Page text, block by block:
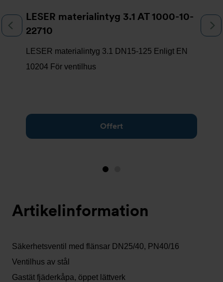
LESER materialintyg 3.1 AT 1000-10-
22710
LESER materialintyg 3.1 DN15-125 Enligt EN
10204 För ventilhus
Offert
Bild
nu)
Artikelinformation
Säkerhetsventil med flänsar DN25/40, PN40/16
Ventilhus av stål
Gastät fjäderkåpa, öppet lättverk